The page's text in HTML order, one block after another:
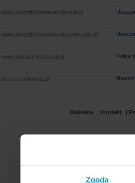
Zgoda
www.ubezpieczenienarciarskie.pl
www.ubezpieczenieturystyczne.com.pl
www.polisaturystyczna.pl Polisa
finanse.rankomat.pl
Reklama Kontakt